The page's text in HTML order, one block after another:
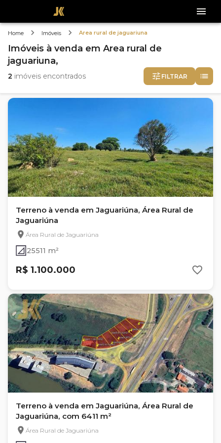
Home Imóveis Area rural de jaguariuna
Imóveis à venda em Area rural de
jaguariuna,
2 imóveis encontrados FILTRAR
Terreno à venda em Jaguariúna, Área Rural de
Jaguariúna
Área Rural de Jaguariúna
25511 m²
R$ 1.100.000
Terreno à venda em Jaguariúna, Área Rural de
Jaguariúna, com 6411 m²
Área Rural de Jaguariúna